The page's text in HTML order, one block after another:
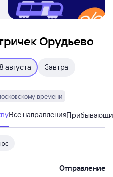
Орудьево
августа Завтра
времени
Все направления
Отправление